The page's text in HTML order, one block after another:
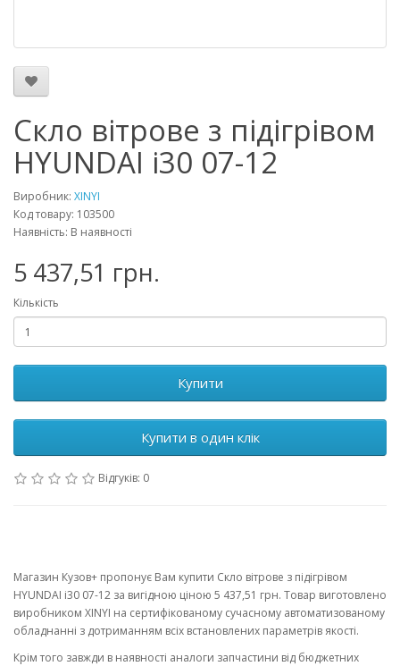
Скло вітрове з підігрівом
HYUNDAI i30 07-12
Виробник: XINYI
Код товару: 103500
Наявність: В наявності
5 437,51 грн.
Кількість
Купити
Купити в один клік
Відгуків: 0
Магазин Кузов+ пропонує Вам купити Скло вітрове з підігрівом
HYUNDAI i30 07-12 за вигідною ціною 5 437,51 грн. Товар виготовлено
виробником XINYI на сертифікованому сучасному автоматизованому
обладнанні з дотриманням всіх встановлених параметрів якості.
Крім того завжди в наявності аналоги запчастини від бюджетних